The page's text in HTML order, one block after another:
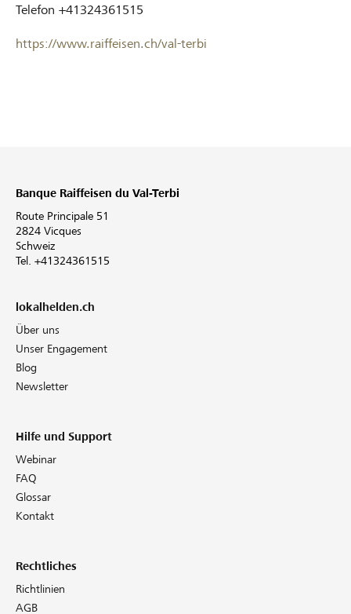
Telefon +41324361515
https://www.raiffeisen.ch/val-terbi
Banque Raiffeisen du Val-Terbi
Route Principale 51
2824 Vicques
Schweiz
Tel. +41324361515
lokalhelden.ch
Über uns
Unser Engagement
Blog
Newsletter
Hilfe und Support
Webinar
FAQ
Glossar
Kontakt
Rechtliches
Richtlinien
AGB